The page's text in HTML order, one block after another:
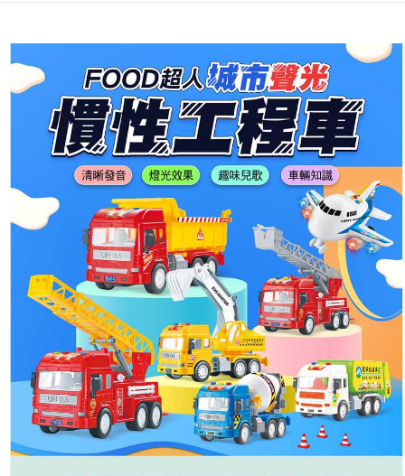
ATM／網路銀行／等多元方式進行付款，方視為交易完成。
※ 請注意：結帳手續完成當下不需立刻繳費，但若您需要取消訂單，請聯絡
購買商品的店家。未經商家同意取消之訂單仍視為有效，需透過AFTEE先享
後付繳納相關費用。
※ 交易是否成功請以「AFTEE先享後付 」之結帳頁面顯示為準，若有關於
是否繳費成功／繳費後需取消欲退款等相關疑問，請聯繫「AFTEE先享後付
客戶支援中心」https://netprotections.freshdesk.com/support/home
【注意事項】
１．透過由恩沛科技股份有限公司提供之「AFTEE先享後付」服務完成之交
易，需依本服務之必要範圍內提供個人資料，並將交易相關給付款項請求債
權轉讓予恩沛科技股份有限公司。
２．關於個人資料處理事宜，請瀏覽以下網址：
https://aftee.tw/terms/#terms3
３．未成年的使用者請事先徵得法定代理人或監護人之同意方可使用
「AFTEE先享後付」，若未經同意申辦者引起之損失，本公司不負相關責
任。
４．使用「AFTEE先享後付」時，將依據個別帳號之用戶狀況，依本公司即
時審查核予不同之上限額度；若仍有額度不足之情形，本公司將視審查結果
請求用戶進行身份認證。
５．嚴禁一人註冊多個帳號或使用他人資訊註冊。若發現惡意使用之情形，
恩沛科技股份有限公司將有權停止該用戶之使用額度並採取法律行動。